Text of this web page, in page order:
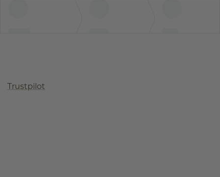
Trustpilot